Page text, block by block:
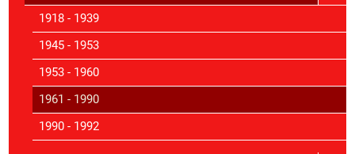
1918 - 1939
1945 - 1953
1953 - 1960
1961 - 1990
1990 - 1992